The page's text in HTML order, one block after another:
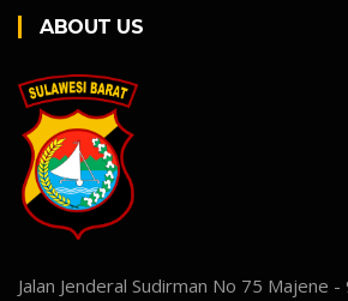
ABOUT US
Jalan Jenderal Sudirman No 75 Majene